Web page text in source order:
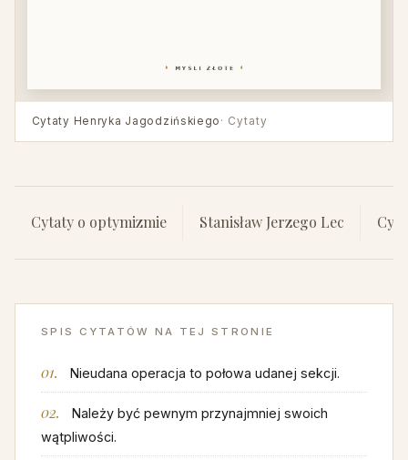
Cytaty Henryka Jagodzińskiego · Cytaty
Cytaty o optymizmie Stanisław Jerzego Lec
SPIS CYTATÓW NA TEJ STRONIE
Nieudana operacja to połowa udanej sekcji.
Należy być pewnym przynajmniej swoich
wątpliwości.